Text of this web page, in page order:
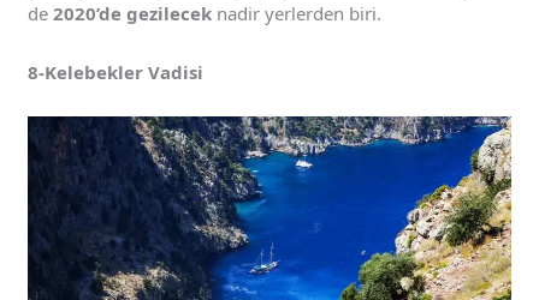
de2020’de gezilecek nadir yerlerden biri.
8-Kelebekler Vadisi